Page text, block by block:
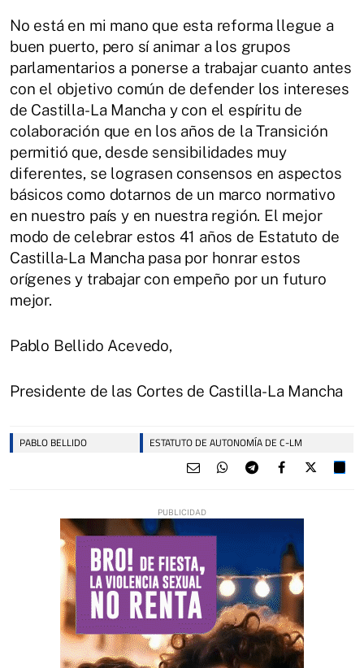
No está en mi mano que esta reforma llegue a
buen puerto, pero sí animar a los grupos
parlamentarios a ponerse a trabajar cuanto antes
con el objetivo común de defender los intereses
de Castilla-La Mancha y con el espíritu de
colaboración que en los años de la Transición
permitió que, desde sensibilidades muy
diferentes, se lograsen consensos en aspectos
básicos como dotarnos de un marco normativo
en nuestro país y en nuestra región. El mejor
modo de celebrar estos 41 años de Estatuto de
Castilla-La Mancha pasa por honrar estos
orígenes y trabajar con empeño por un futuro
mejor.
Pablo Bellido Acevedo,
Presidente de las Cortes de Castilla-La Mancha
PABLO BELLIDO ESTATUTO DE AUTONOMÍA DE C-LM